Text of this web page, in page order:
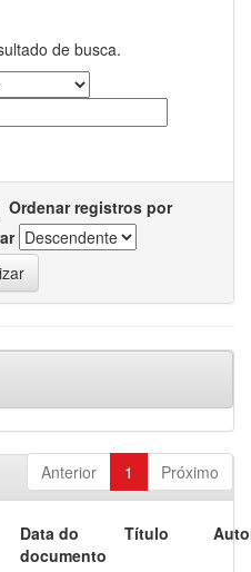
de busca.
Ordenar registros por
Anterior 1 Próximo
Data do
documento
Título